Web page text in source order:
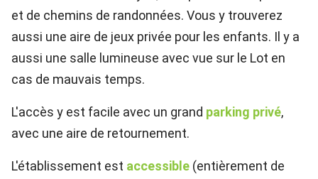
et de chemins de randonnées. Vous y trouverez
aussi une aire de jeux privée pour les enfants. Il y a
aussi une salle lumineuse avec vue sur le Lot en
cas de mauvais temps.
L'accès y est facile avec un grand parking privé,
avec une aire de retournement.
L'établissement est accessible (entièrement de